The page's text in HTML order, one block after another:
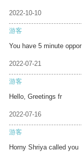
2022-10-10
游客
You have 5 minute oppor
2022-07-21
游客
Hello, Greetings fr
2022-07-16
游客
Horny Shriya called you